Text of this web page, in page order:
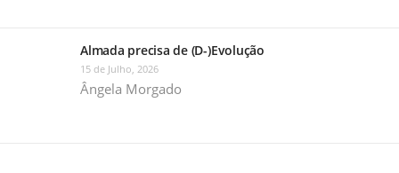
Almada precisa de (D-)Evolução
15 de Julho, 2026
Ângela Morgado